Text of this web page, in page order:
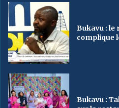
Bukavu : le
complique
Bukavu :